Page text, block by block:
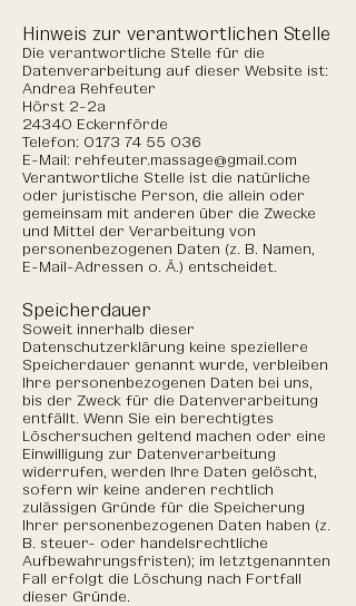
Hinweis zur verantwortlichen Stelle
Die verantwortliche Stelle für die
Datenverarbeitung auf dieser Website ist:
Andrea Rehfeuter
Hörst 2-2a
24340 Eckernförde
Telefon: 0173 74 55 036
E-Mail: rehfeuter.massage@gmail.com
Verantwortliche Stelle ist die natürliche
oder juristische Person, die allein oder
gemeinsam mit anderen über die Zwecke
und Mittel der Verarbeitung von
personenbezogenen Daten (z. B. Namen,
E-Mail-Adressen o. Ä.) entscheidet.
Speicherdauer
Soweit innerhalb dieser
Datenschutzerklärung keine speziellere
Speicherdauer genannt wurde, verbleiben
Ihre personenbezogenen Daten bei uns,
bis der Zweck für die Datenverarbeitung
entfällt. Wenn Sie ein berechtigtes
Löschersuchen geltend machen oder eine
Einwilligung zur Datenverarbeitung
widerrufen, werden Ihre Daten gelöscht,
sofern wir keine anderen rechtlich
zulässigen Gründe für die Speicherung
Ihrer personenbezogenen Daten haben (z.
B. steuer- oder handelsrechtliche
Aufbewahrungsfristen); im letztgenannten
Fall erfolgt die Löschung nach Fortfall
dieser Gründe.